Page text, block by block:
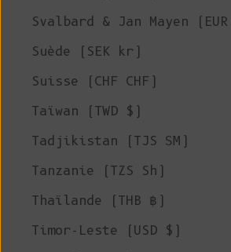
Svalbard & Jan Mayen
Suède (SEK kr)
Suisse (CHF CHF)
Taïwan (TWD $)
Tadjikistan (TJS ЅМ)
Tanzanie (TZS Sh)
Thaïlande (THB ฿)
Timor-Leste (USD $)